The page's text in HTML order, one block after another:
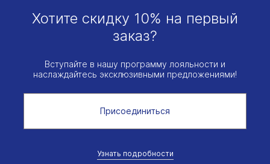
Хотите скидку 10% на первый
заказ?
Вступайте в нашу программу лояльности и
наслаждайтесь эксклюзивными предложениями!
Присоединиться
Узнать подробности